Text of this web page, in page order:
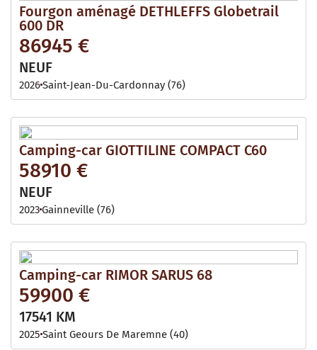
Fourgon aménagé DETHLEFFS Globetrail
600 DR
86945 €
NEUF
2026Saint-Jean-Du-Cardonnay (76)
Camping-car GIOTTILINE COMPACT C60
58910 €
NEUF
2023Gainneville (76)
Camping-car RIMOR SARUS 68
59900 €
17541 KM
2025 Saint Geours De Maremne (40)